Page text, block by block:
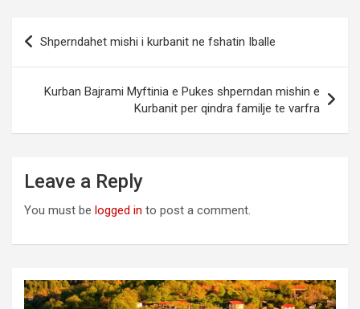
Post
navigation
Shperndahet mishi i kurbanit ne fshatin Iballe
Kurban Bajrami Myftinia e Pukes shperndan mishin e
Kurbanit per qindra familje te varfra
Leave a Reply
You must be logged in to post a comment.